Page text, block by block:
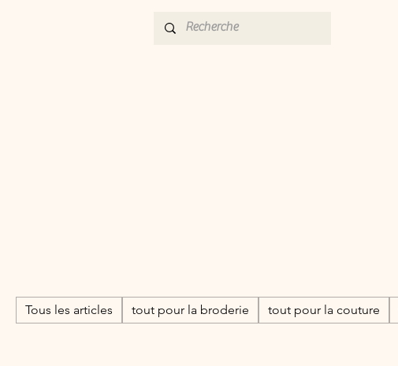
Tous les articles tout pour la broderie tout pour la couture